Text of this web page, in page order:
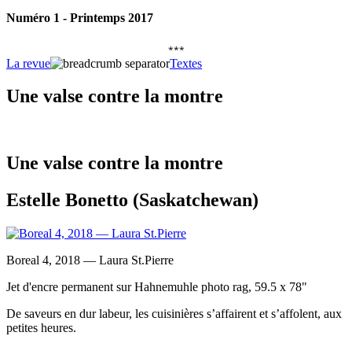
Numéro 1 - Printemps 2017
***
La revue
Textes
Une valse contre la montre
Une valse contre la montre
Estelle Bonetto (Saskatchewan)
Boreal 4, 2018 — Laura St.Pierre
Jet d'encre permanent sur Hahnemuhle photo rag, 59.5 x 78"
De saveurs en dur labeur, les cuisinières s’affairent et s’affolent, aux
petites heures.